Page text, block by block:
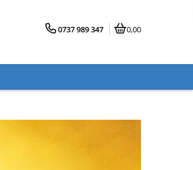
0737 989 347 0,00